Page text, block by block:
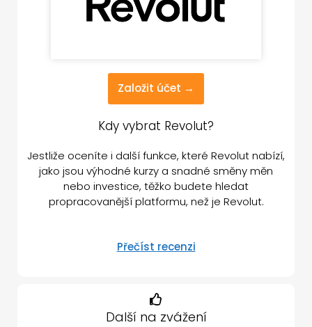
Založit účet →
Kdy vybrat Revolut?
Jestliže oceníte i další funkce, které Revolut nabízí,
jako jsou výhodné kurzy a snadné směny měn
nebo investice, těžko budete hledat
propracovanější platformu, než je Revolut.
Přečíst recenzi
Další na zvážení